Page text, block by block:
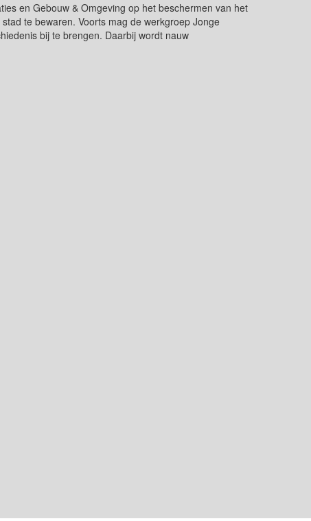
en Gebouw & Omgeving op het beschermen van het
te bewaren. Voorts mag de werkgroep Jonge
bij te brengen. Daarbij wordt nauw